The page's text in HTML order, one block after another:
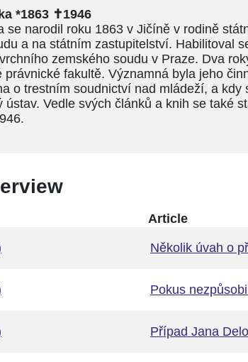
*1863 ✝1946
se narodil roku 1863 v Jičíně v rodině
a na státním zastupitelství. Habilitoval
zemského soudu v Praze. Dva
právnické fakultě. Významná byla jeho
o trestním soudnictví nad mládeží, a
ústav. Vedle svých článků a knih se také
Article
Několik úvah o
Pokus
Případ Jana